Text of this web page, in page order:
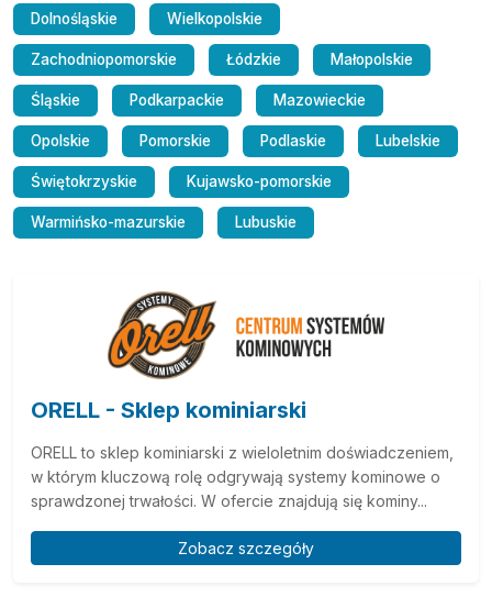
Dolnośląskie Wielkopolskie
Zachodniopomorskie Łódzkie Małopolskie
Śląskie Podkarpackie Mazowieckie
Opolskie Pomorskie Podlaskie Lubelskie
Świętokrzyskie Kujawsko-pomorskie
Warmińsko-mazurskie Lubuskie
ORELL - Sklep kominiarski
ORELL to sklep kominiarski z wieloletnim doświadczeniem,
w którym kluczową rolę odgrywają systemy kominowe o
sprawdzonej trwałości. W ofercie znajdują się kominy...
Zobacz szczegóły